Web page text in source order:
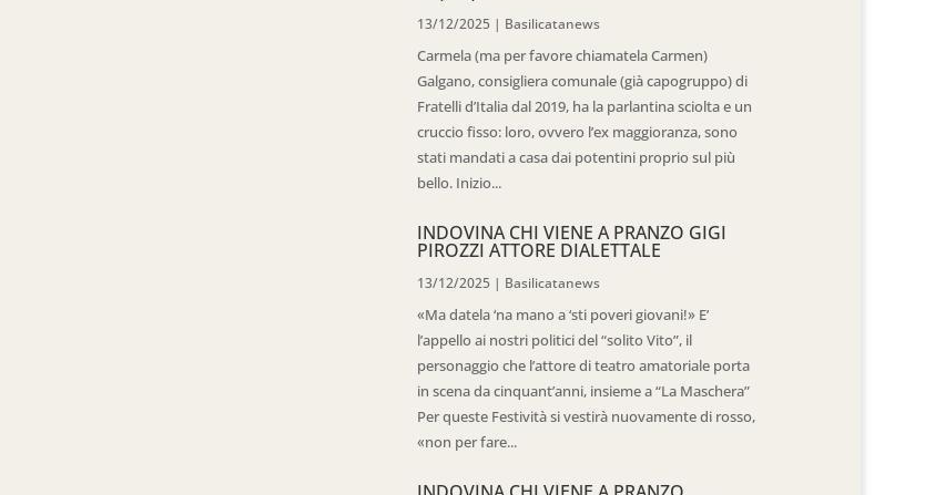
13/12/2025 | Basilicatanews
Carmela (ma per favore chiamatela Carmen)
Galgano, consigliera comunale (già capogruppo) di
Fratelli d’Italia dal 2019, ha la parlantina sciolta e un
cruccio fisso: loro, ovvero l’ex maggioranza, sono
stati mandati a casa dai potentini proprio sul più
bello. Inizio...
INDOVINA CHI VIENE A PRANZO GIGI
PIROZZI ATTORE DIALETTALE
13/12/2025 | Basilicatanews
«Ma datela ‘na mano a ‘sti poveri giovani!» E’
l’appello ai nostri politici del “solito Vito”, il
personaggio che l’attore di teatro amatoriale porta
in scena da cinquant’anni, insieme a “La Maschera”
Per queste Festività si vestirà nuovamente di rosso,
«non per fare...